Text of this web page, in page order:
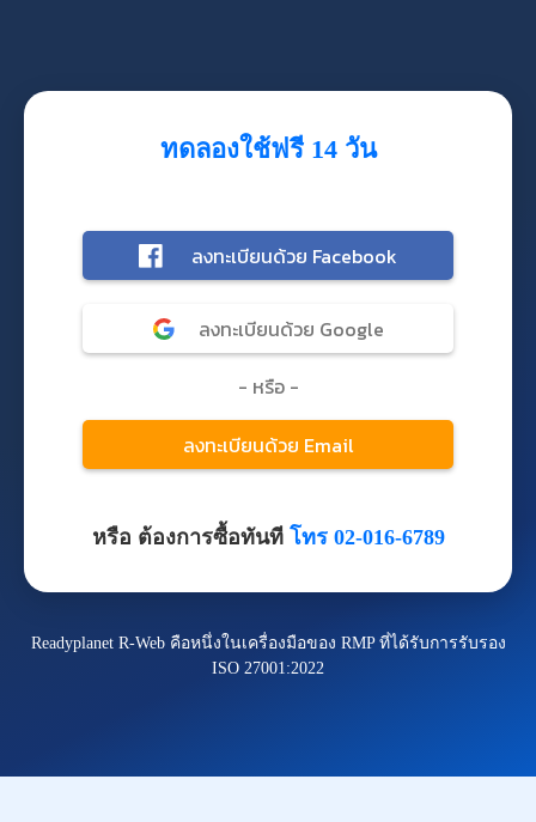
ทดลองใช้ฟรี 14 วัน
หรือ ต้องการซื้อทันที โทร 02-016-6789
Readyplanet R-Web คือหนึ่งในเครื่องมือของ RMP ที่ได้รับการรับรอง
ISO 27001:2022